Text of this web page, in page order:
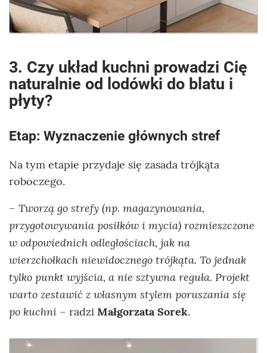
3. Czy układ kuchni prowadzi Cię
naturalnie od lodówki do blatu i
płyty?
Etap: Wyznaczenie głównych stref
Na tym etapie przydaje się zasada trójkąta
roboczego.
– Tworzą go strefy (np. magazynowania,
przygotowywania posiłków i mycia) rozmieszczone
w odpowiednich odległościach, jak na
wierzchołkach niewidocznego trójkąta. To jednak
tylko punkt wyjścia, a nie sztywna reguła. Projekt
warto zestawić z własnym stylem poruszania się
po kuchni – radzi Małgorzata Sorek.